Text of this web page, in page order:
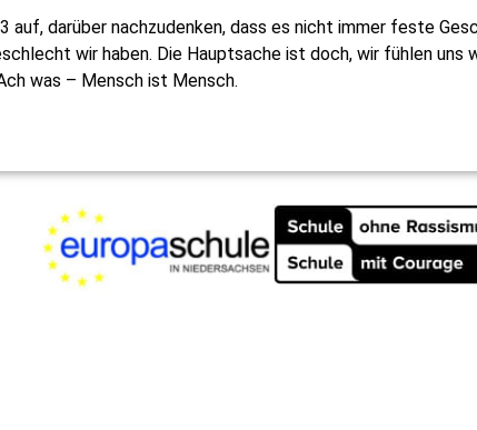
auf, darüber nachzudenken, dass es nicht immer feste
wir haben. Die Hauptsache ist doch, wir fühlen
was – Mensch ist Mensch.